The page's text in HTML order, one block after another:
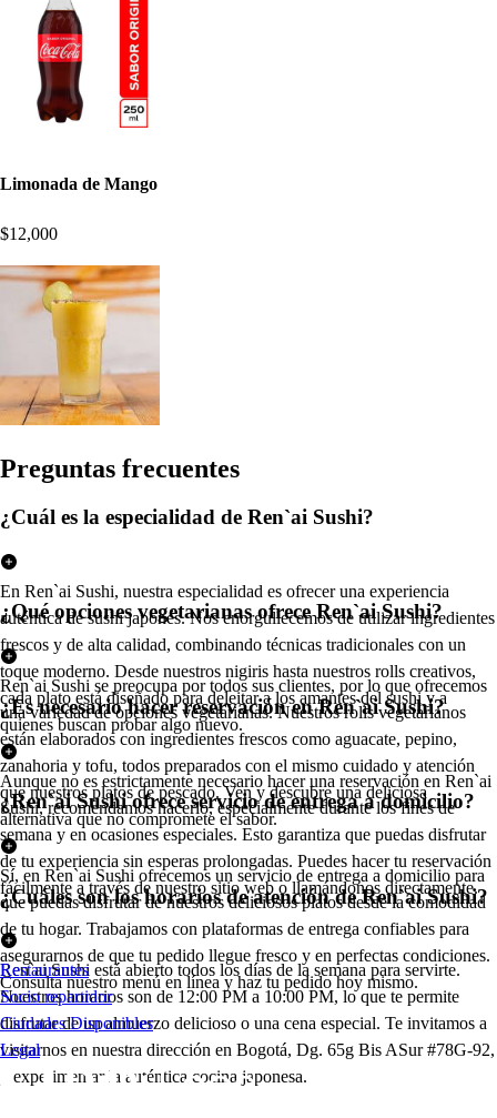
Limonada de Mango
$12,000
Preguntas frecuentes
¿Cuál es la especialidad de Ren`ai Sushi?
En Ren`ai Sushi, nuestra especialidad es ofrecer una experiencia
auténtica de sushi japonés. Nos enorgullecemos de utilizar ingredientes
frescos y de alta calidad, combinando técnicas tradicionales con un
toque moderno. Desde nuestros nigiris hasta nuestros rolls creativos,
cada plato está diseñado para deleitar a los amantes del sushi y a
quienes buscan probar algo nuevo.
¿Qué opciones vegetarianas ofrece Ren`ai Sushi?
Ren`ai Sushi se preocupa por todos sus clientes, por lo que ofrecemos
una variedad de opciones vegetarianas. Nuestros rolls vegetarianos
están elaborados con ingredientes frescos como aguacate, pepino,
zanahoria y tofu, todos preparados con el mismo cuidado y atención
que nuestros platos de pescado. Ven y descubre una deliciosa
alternativa que no compromete el sabor.
¿Es necesario hacer reservación en Ren`ai Sushi?
Aunque no es estrictamente necesario hacer una reservación en Ren`ai
Sushi, recomendamos hacerlo, especialmente durante los fines de
semana y en ocasiones especiales. Esto garantiza que puedas disfrutar
de tu experiencia sin esperas prolongadas. Puedes hacer tu reservación
fácilmente a través de nuestro sitio web o llamándonos directamente.
¿Ren`ai Sushi ofrece servicio de entrega a domicilio?
Sí, en Ren`ai Sushi ofrecemos un servicio de entrega a domicilio para
que puedas disfrutar de nuestros deliciosos platos desde la comodidad
de tu hogar. Trabajamos con plataformas de entrega confiables para
asegurarnos de que tu pedido llegue fresco y en perfectas condiciones.
Consulta nuestro menú en línea y haz tu pedido hoy mismo.
¿Cuáles son los horarios de atención de Ren`ai Sushi?
Ren`ai Sushi está abierto todos los días de la semana para servirte.
Nuestros horarios son de 12:00 PM a 10:00 PM, lo que te permite
disfrutar de un almuerzo delicioso o una cena especial. Te invitamos a
visitarnos en nuestra dirección en Bogotá, Dg. 65g Bis ASur #78G-92,
y experimentar la auténtica cocina japonesa.
Restaurantes
Socio repartidor
Ciudades Disponibles
Legal